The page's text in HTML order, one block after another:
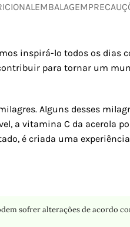
EMBALAGEM
inspirá-lo todos os dias
para tornar um
Alguns desses
a vitamina C da acerola
é criada uma
sofrer alterações de acordo